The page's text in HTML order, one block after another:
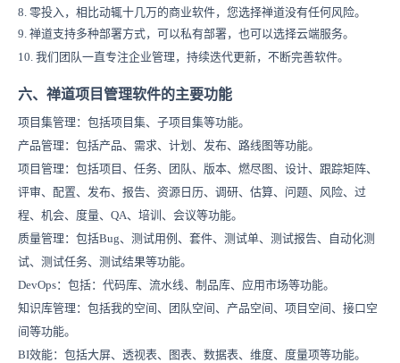
8. 零投入，相比动辄十几万的商业软件，您选择禅道没有任何风险。
9. 禅道支持多种部署方式，可以私有部署，也可以选择云端服务。
10. 我们团队一直专注企业管理，持续迭代更新，不断完善软件。
六、禅道项目管理软件的主要功能
项目集管理：包括项目集、子项目集等功能。
产品管理：包括产品、需求、计划、发布、路线图等功能。
项目管理：包括项目、任务、团队、版本、燃尽图、设计、跟踪矩阵、
评审、配置、发布、报告、资源日历、调研、估算、问题、风险、过
程、机会、度量、QA、培训、会议等功能。
质量管理：包括Bug、测试用例、套件、测试单、测试报告、自动化测
试、测试任务、测试结果等功能。
DevOps：包括：代码库、流水线、制品库、应用市场等功能。
知识库管理：包括我的空间 、团队空间 、产品空间、项目空间、接口空
间等功能。
BI效能： 包括大屏、透视表、图表、数据表、维度、度量项等功能。